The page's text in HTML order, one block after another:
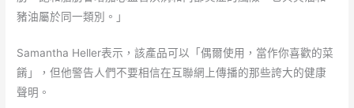
豬油屬於同一類別。」
Samantha Heller表示，該產品可以「偶爾使用，當作你喜歡的菜
餚」，但他警告人們不要相信在互聯網上傳播的那些誇大的健康
聲明。